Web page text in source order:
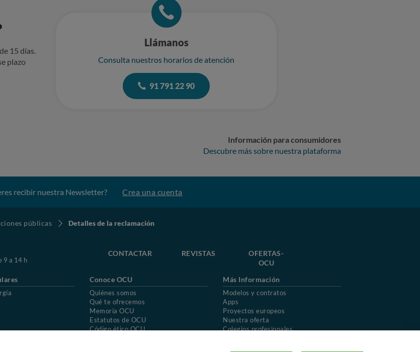
15 días.
plazo
Llámanos
Consulta nuestros horarios de atención
91 791 22 90
Información para consumidores
Descubre más sobre nuestra plataforma
recibir nuestra Newsletter? Crea una cuenta
públicas Detalles de la reclamación
9 a 14 h
CONTACTAR REVISTAS
OFERTAS-
OCU
Conoce OCU
Quiénes somos
Qué te ofrecemos
Memoria OCU
Estatutos de OCU
Código ético OCU
Más Información
Modelos y contratos
Apps
Proyectos europeos
Nuestra oferta
Colegios profesionales